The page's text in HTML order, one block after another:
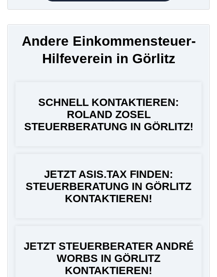
Andere Einkommensteuer-
Hilfeverein in Görlitz
SCHNELL KONTAKTIEREN:
ROLAND ZOSEL
STEUERBERATUNG IN GÖRLITZ!
JETZT ASIS.TAX FINDEN:
STEUERBERATUNG IN GÖRLITZ
KONTAKTIEREN!
JETZT STEUERBERATER ANDRÉ
WORBS IN GÖRLITZ
KONTAKTIEREN!